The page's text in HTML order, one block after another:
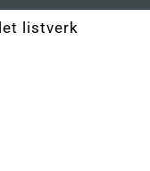
listverk